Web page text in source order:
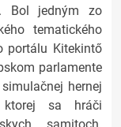
Bol jedným zo
tematického
portálu Kitekintő
parlamente
hernej
ktorej sa hráči